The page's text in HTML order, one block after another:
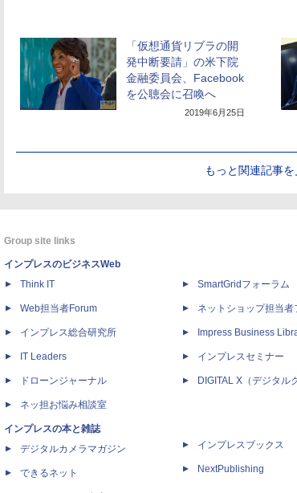
「仮想通貨リブラの開
発中断要請」の米下院
金融委員会、Facebook
を公聴会に召喚へ
2019年6月25日
もっと関連記事を
Group site links
インプレスのビジネスWeb
Think IT
Web担当者Forum
インプレス総合研究所
IT Leaders
ドローンジャーナル
ネッ担お悩み相談室
インプレスの本と雑誌
デジタルカメラマガジン
できるネット
SmartGridフォーラム
ネットショップ担当者
Impress Business
インプレスセミナー
DIGITAL X（デジタル
インプレスブックス
NextPublishing